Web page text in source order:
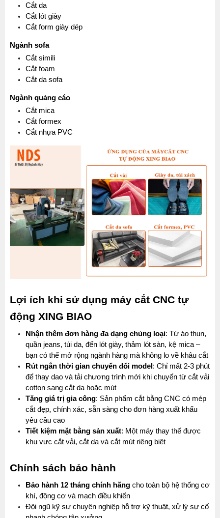
Cắt da
Cắt lót giày
Cắt form giày dép
Ngành sofa
Cắt simili
Cắt foam
Cắt da sofa
Ngành quảng cáo
Cắt mica
Cắt formex
Cắt nhựa PVC
Lợi ích khi sử dụng máy cắt CNC tự
động XING BIAO
Nhận thêm đơn hàng đa dạng chủng loại: Từ áo thun,
quần jeans, túi da, đến lót giày, thảm lót sàn, kệ mica –
bạn có thể mở rộng ngành hàng mà không lo về khâu cắt
Rút ngắn thời gian chuyển đổi model : Chỉ mất 2-3 phút
để thay dao và tải chương trình mới khi chuyển từ cắt vải
cotton sang cắt da hoặc mút
Tăng giá trị gia công: Sản phẩm cắt bằng CNC có mép
cắt đẹp, chính xác, sẵn sàng cho đơn hàng xuất khẩu
yêu cầu cao
Tiết kiệm mặt bằng sản xuất: Một máy thay thế được
khu vực cắt vải, cắt da và cắt mút riêng biệt
Chính sách bảo hành
Bảo hành 12 tháng chính hãng cho toàn bộ hệ thống cơ
khí, động cơ và mạch điều khiển
Đội ngũ kỹ sư chuyên nghiệp hỗ trợ kỹ thuật, xử lý sự cố
Máy May Bao Cầm Tay: Chọn Máy Chạy Pin Hay
MÁY MAY BAO CẦM TAY TRỤ ĐỨNG 2 KIM
Đăng nhập để xem giá sỉ
Giá bán lẻ: